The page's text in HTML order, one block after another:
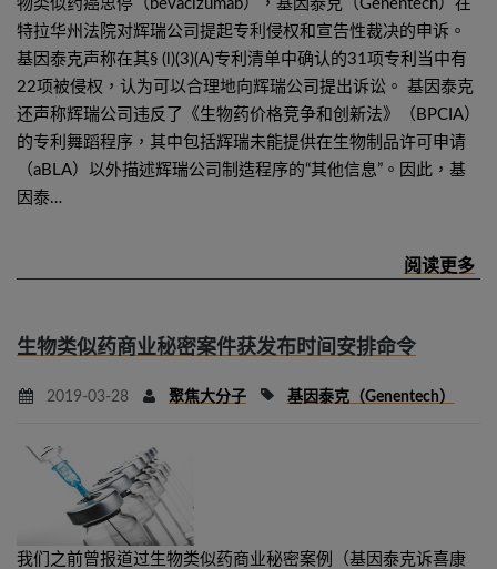
物类似药癌思停（bevacizumab），基因泰克（Genentech）在
特拉华州法院对辉瑞公司提起专利侵权和宣告性裁决的申诉。
基因泰克声称在其§ (l)(3)(A)专利清单中确认的31项专利当中有
22项被侵权，认为可以合理地向辉瑞公司提出诉讼。 基因泰克
还声称辉瑞公司违反了《生物药价格竞争和创新法》（BPCIA）
的专利舞蹈程序，其中包括辉瑞未能提供在生物制品许可申请
（aBLA）以外描述辉瑞公司制造程序的“其他信息”。因此，基
因泰…
生物类似药商业秘密案件获发布时间安排命令
2019-03-28 聚焦大分子 基因泰克（Genentech）
我们之前曾报道过生物类似药商业秘密案例（基因泰克诉喜康